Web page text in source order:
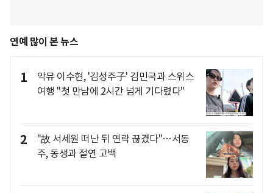
연예 많이 본 뉴스
1
악뮤 이수현, '김성주子' 김민국과 스위스
여행 "첫 만남에 2시간 넘게 기다렸다"
2
"故 서세원 떠난 뒤 연락 끊겼다"…서동
주, 동생과 절연 고백